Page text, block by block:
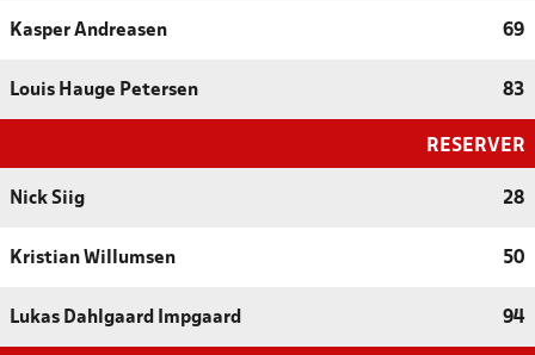
Kasper Andreasen 69
Louis Hauge Petersen 83
RESERVER
Nick Siig 28
Kristian Willumsen 50
Lukas Dahlgaard Impgaard 94